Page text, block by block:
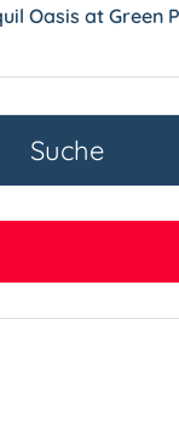
Oasis at Green
Suche